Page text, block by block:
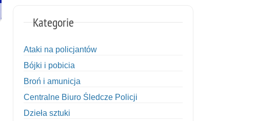
Kategorie
Ataki na policjantów
Bójki i pobicia
Broń i amunicja
Centralne Biuro Śledcze Policji
Dzieła sztuki